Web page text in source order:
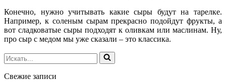
Конечно, нужно учитывать какие сыры будут на тарелке.
Например, к соленым сырам прекрасно подойдут фрукты, а
вот сладковатые сыры подходят к оливкам или маслинам. Ну,
про сыр с медом мы уже сказали – это классика.
Искать...
Свежие записи